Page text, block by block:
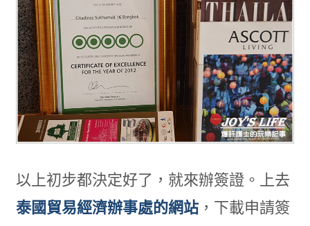
以上初步都決定好了，就來辦簽證。上去
泰國貿易經濟辦事處的網站，下載申請簽